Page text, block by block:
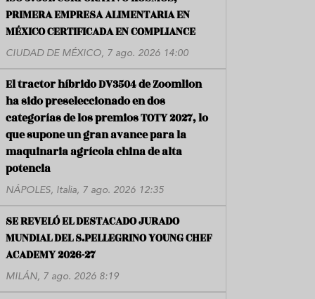
PRIMERA EMPRESA ALIMENTARIA EN
MÉXICO CERTIFICADA EN COMPLIANCE
CIUDAD DE MÉXICO, 7 ago. 2026 14:00
El tractor híbrido DV3504 de Zoomlion
ha sido preseleccionado en dos
categorías de los premios TOTY 2027, lo
que supone un gran avance para la
maquinaria agrícola china de alta
potencia
NÁPOLES, Italia, 7 ago. 2026 12:35
SE REVELÓ EL DESTACADO JURADO
MUNDIAL DEL S.PELLEGRINO YOUNG CHEF
ACADEMY 2026-27
MILÁN, 7 ago. 2026 8:19